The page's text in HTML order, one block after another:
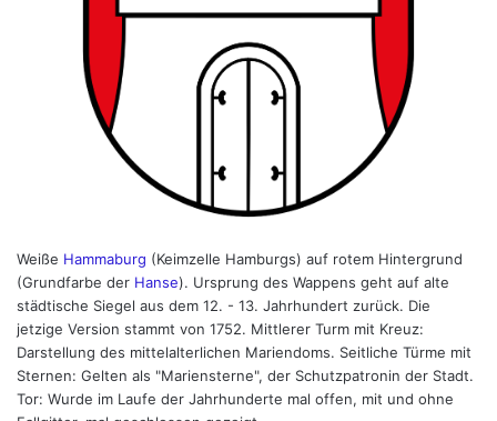
Weiße Hammaburg (Keimzelle Hamburgs) auf rotem Hintergrund
(Grundfarbe der Hanse). Ursprung des Wappens geht auf alte
städtische Siegel aus dem 12. - 13. Jahrhundert zurück. Die
jetzige Version stammt von 1752. Mittlerer Turm mit Kreuz:
Darstellung des mittelalterlichen Mariendoms. Seitliche Türme mit
Sternen: Gelten als "Mariensterne", der Schutzpatronin der Stadt.
Tor: Wurde im Laufe der Jahrhunderte mal offen, mit und ohne